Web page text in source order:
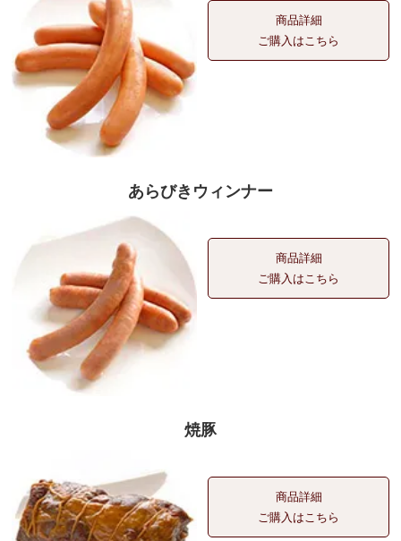
商品詳細
ご購入はこちら
あらびきウィンナー
商品詳細
ご購入はこちら
焼豚
商品詳細
ご購入はこちら